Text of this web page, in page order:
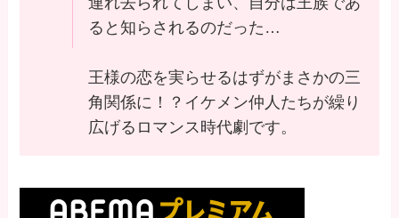
ると知らされるのだった…
王様の恋を実らせるはずがまさかの三
角関係に！？イケメン仲人たちが繰り
広げるロマンス時代劇です。